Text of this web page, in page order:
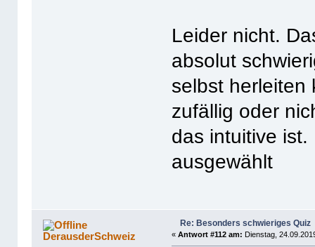
Leider nicht.
absolut
selbst herleiten
zufällig oder
das intuitive
ausgewählt
DerausderSchweiz
Re: Besonders schwieriges Quiz
«Antwort #112 am: Dienstag,